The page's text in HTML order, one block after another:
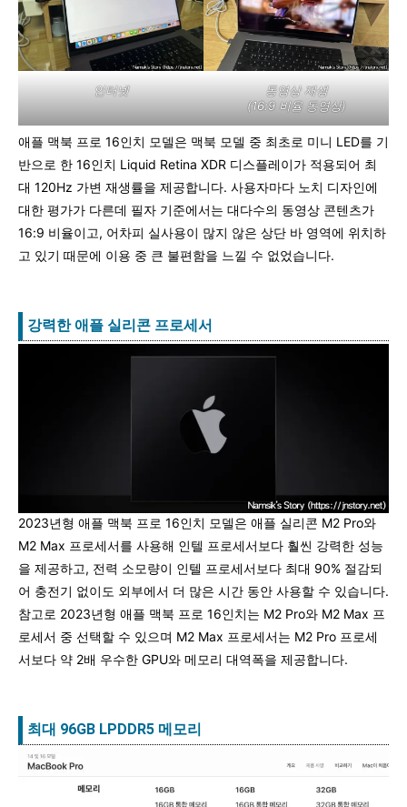
인터넷
동영상 재생
(16:9 비율 동영상)
애플 맥북 프로 16인치 모델은 맥북 모델 중 최초로 미니 LED를 기
반으로 한 16인치 Liquid Retina XDR 디스플레이가 적용되어 최
대 120Hz 가변 재생률을 제공합니다. 사용자마다 노치 디자인에
대한 평가가 다른데 필자 기준에서는 대다수의 동영상 콘텐츠가
16:9 비율이고, 어차피 실사용이 많지 않은 상단 바 영역에 위치하
고 있기 때문에 이용 중 큰 불편함을 느낄 수 없었습니다.
강력한 애플 실리콘 프로세서
2023년형 애플 맥북 프로 16인치 모델은 애플 실리콘 M2 Pro와
M2 Max 프로세서를 사용해 인텔 프로세서보다 훨씬 강력한 성능
을 제공하고, 전력 소모량이 인텔 프로세서보다 최대 90% 절감되
어 충전기 없이도 외부에서 더 많은 시간 동안 사용할 수 있습니다.
참고로 2023년형 애플 맥북 프로 16인치는 M2 Pro와 M2 Max 프
로세서 중 선택할 수 있으며 M2 Max 프로세서는 M2 Pro 프로세
서보다 약 2배 우수한 GPU와 메모리 대역폭을 제공합니다.
최대 96GB LPDDR5 메모리